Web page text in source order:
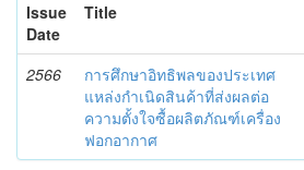
Issue
Date
Title
2566
การศึกษาอิทธิพลของประเทศ
แหล่งกำเนิดสินค้าที่ส่งผลต่อ
ความตั้งใจซื้อผลิตภัณฑ์เครื่อง
ฟอกอากาศ